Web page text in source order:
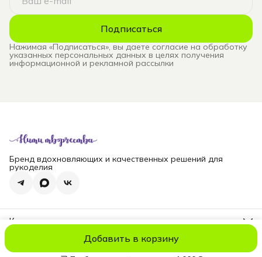
Добавить в корзину
Подписаться
Нажимая «Подписаться», вы даете согласие на обработку
указанных персональных данных в целях получения
информационной и рекламной рассылки
Бренд вдохновляющих и качественных решений для
рукоделия
Контакты
Эл. почта
© niti_liveОплатаДоставкаПравила возвратаРеквизиты